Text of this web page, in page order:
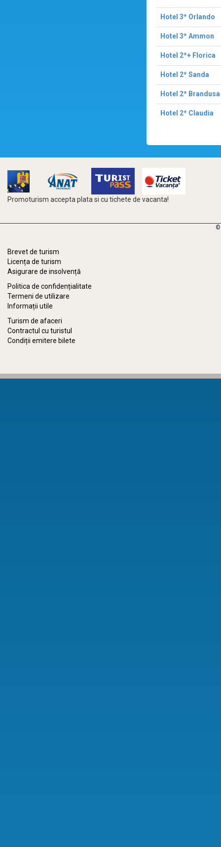
Hotel 3* Orlando
Hotel 3* Ammon
Hotel 2*+ Florica
Hotel 2* Sanda
Hotel 2* Brandusa
Hotel 2* Claudia
Promoturism accepta plata si cu tichete de vacanta!
©
Brevet de turism
Licența de turism
Asigurare de insolvență
Politica de confidențialitate
Termeni de utilizare
Informații utile
Turism de afaceri
Contractul cu turistul
Condiții emitere bilete